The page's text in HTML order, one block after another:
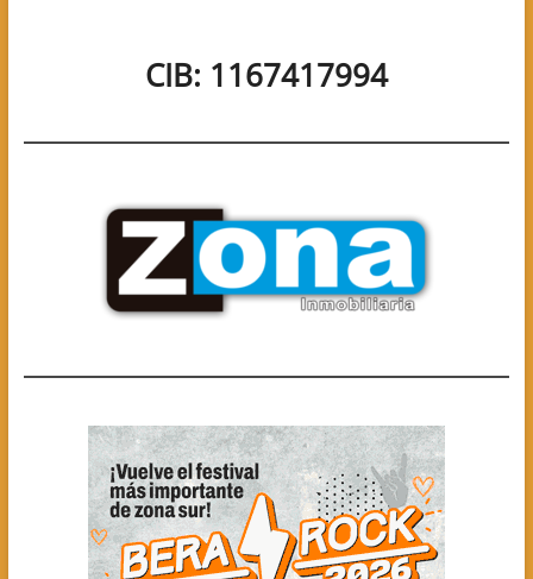
CIB: 1167417994